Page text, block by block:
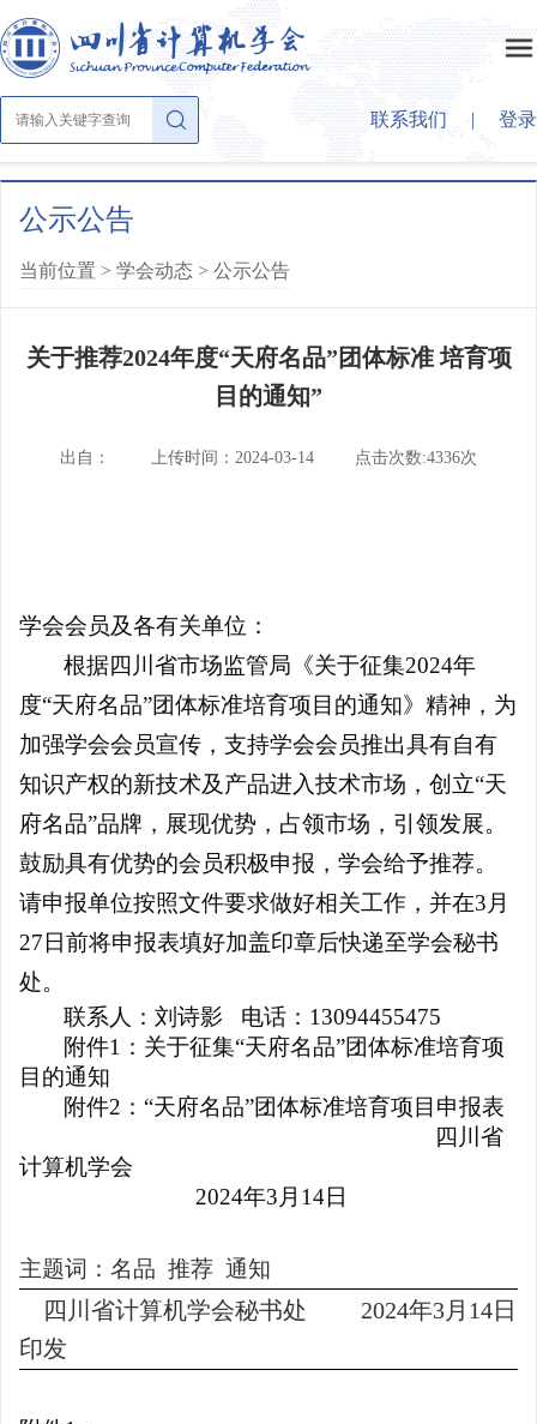
联系我们 | 登录
首页
学会概况
学会动态
学会大家庭
个人会员
会员学术成就
会员产权成果
学术论道撷英
学术刊物集萃
团体会员招聘
认证考试
公示公告
当前位置 > 学会动态 > 公示公告
关于推荐2024年度“天府名品”团体标准 培育项
目的通知”
出自： 上传时间：2024-03-14 点击次数:4336次
学会会员及各有关单位：
根据四川省市场监管局《关于征集2024年
度“天府名品”团体标准培育项目的通知》精神，为
加强学会会员宣传，支持学会会员推出具有自有
知识产权的新技术及产品进入技术市场，创立“天
府名品”品牌，展现优势，占领市场，引领发展。
鼓励具有优势的会员积极申报，学会给予推荐。
请申报单位按照文件要求做好相关工作，并在3月
27日前将申报表填好加盖印章后快递至学会秘书
处。
联系人：刘诗影
电话： 13094455475
附件1：关于征集“天府名品”团体标准培育项
目的通知
附件2：“天府名品”团体标准培育项目申报表
四川省
计算机学会
2024年3月14日
主题词： 名品 推荐 通知
四川省计算机学会秘书处 2024年3月 14日
印发